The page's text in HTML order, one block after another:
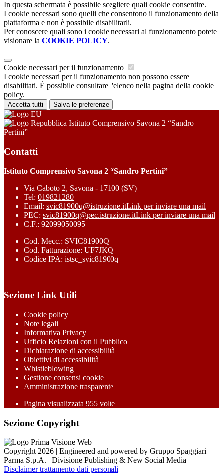
In questa schermata è possibile scegliere quali cookie consentire.
I cookie necessari sono quelli che consentono il funzionamento della
piattaforma e non è possibile disabilitarli.
Per conoscere quali sono i cookie necessari al funzionamento potete
visionare la COOKIE POLICY.
Cookie necessari per il funzionamento
I cookie necessari per il funzionamento non possono essere
disabilitati. È possibile consultare l'elenco nella pagina della cookie
policy.
Accetta tutti Salva le preferenze
Istituto Comprensivo Savona 2 “Sandro
Pertini”
Contatti
Istituto Comprensivo Savona 2 “Sandro Pertini”
Via Caboto 2, Savona - 17100 (SV)
Tel: 019821280
Email: svic81900q@istruzione.itLink per inviare una mail
PEC: svic81900q@pec.istruzione.itLink per inviare una mail
C.F.: 92099050095
Cod. Mecc.: SVIC81900Q
Cod. Fatturazione: UF7JKQ
Codice IPA: istsc_svic81900q
Sezione Link Utili
Cookie policy
Note legali
Informativa Privacy
Ufficio Relazioni con il Pubblico
Dichiarazione di accessibilità
Obiettivi di accessibilità
Whistleblowing
Gestione consensi cookie
Amministrazione trasparente
Pagina visualizzata 955 volte
Sezione Copyright
Copyright 2026 | Engineered and powered by Gruppo Spaggiari
Parma S.p.A. | Divisione Publishing & New Social Media
Disclaimer trattamento dati personali